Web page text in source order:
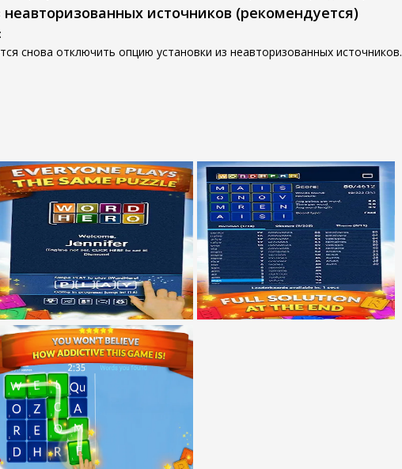
источников (рекомендуется)
:
снова отключить опцию установки из неавторизованных источников.